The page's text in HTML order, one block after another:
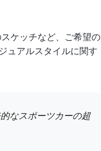
ケッチなど、ご希望の
ュアルスタイルに関す
なスポーツカーの超